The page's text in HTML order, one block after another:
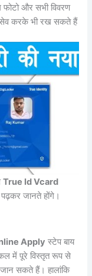
और सभी विवरण
करके भी रख सकते हैं
True Id Vcard
पढ़कर जानते होंगे।
Apply स्टेप बाय
में पूरे विस्तृत रूप से
सकते हैं। हालांकि